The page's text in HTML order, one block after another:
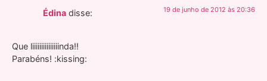
Édina disse: 19 de junho de 2012 às 20:36
Que liiiiiiiiiiiiiiinda!!
Parabéns! :kissing: